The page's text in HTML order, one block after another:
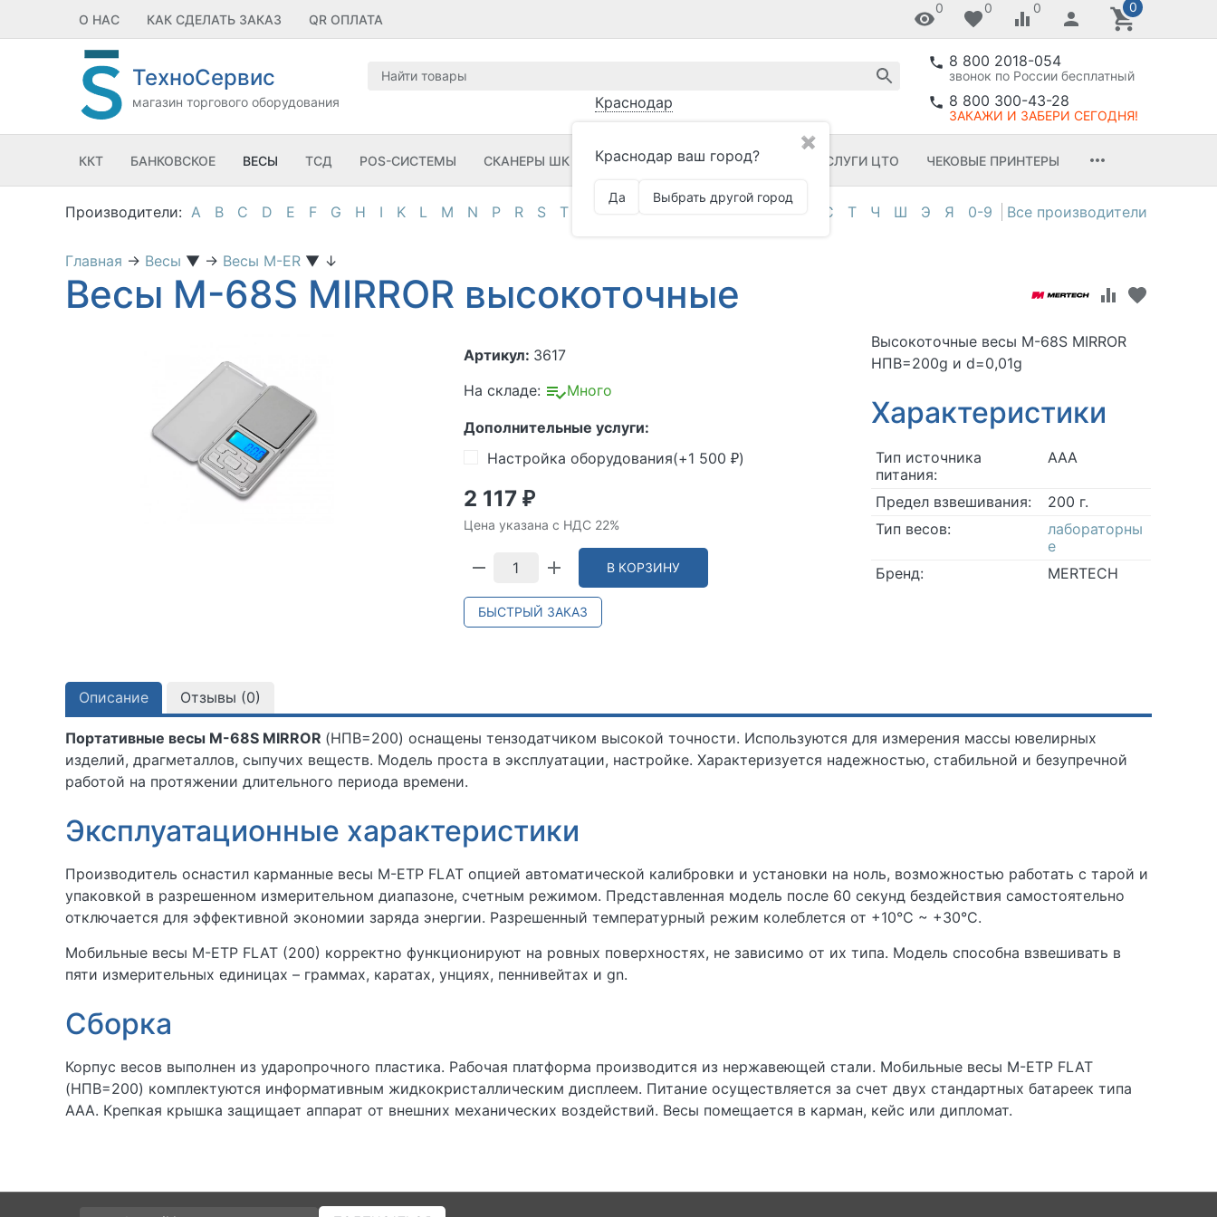
О НАС КАК СДЕЛАТЬ ЗАКАЗ QR ОПЛАТА
0 0 0 0
ТехноСервис
магазин торгового оборудования Краснодар
✖
Краснодар ваш город?
Да Выбрать другой город
8 800 2018-054
звонок по России бесплатный
8 800 300-43-28
ЗАКАЖИ И ЗАБЕРИ СЕГОДНЯ!
ККТ БАНКОВСКОЕ ВЕСЫ ТСД POS-СИСТЕМЫ СКАНЕРЫ ШК ПРИНТЕРЫ ШК ПО УСЛУГИ ЦТО ЧЕКОВЫЕ ПРИНТЕРЫ
A B C D E F G H I K L M N P R S T Z С Т Ч Ш Э Я 0-9
Главная → Весы ▼ → Весы M-ER ▼ ↓
Весы M-68S MIRROR высокоточные
Артикул: 3617
На складе:
Много
Дополнительные услуги:
Настройка оборудования(+1 500 ₽)
2 117 ₽
Цена указана с НДС 22%
В КОРЗИНУ
БЫСТРЫЙ ЗАКАЗ
Высокоточные весы M-68S MIRROR
НПВ=200g и d=0,01g
Характеристики
Тип источника
питания:
ААА
Предел взвешивания:
200 г.
Тип весов:
лабораторны
е
Бренд:
MERTECH
Описание Отзывы (0)
Портативные весы M-68S MIRROR (НПВ=200) оснащены тензодатчиком высокой точности. Используются для измерения массы ювелирных
изделий, драгметаллов, сыпучих веществ. Модель проста в эксплуатации, настройке. Характеризуется надежностью, стабильной и безупречной
работой на протяжении длительного периода времени.
Эксплуатационные характеристики
Производитель оснастил карманные весы M-ETP FLAT опцией автоматической калибровки и установки на ноль, возможностью работать с тарой и
упаковкой в разрешенном измерительном диапазоне, счетным режимом. Представленная модель после 60 секунд бездействия самостоятельно
отключается для эффективной экономии заряда энергии. Разрешенный температурный режим колеблется от +10°С ~ +30°С.
Мобильные весы M-ETP FLAT (200) корректно функционируют на ровных поверхностях, не зависимо от их типа. Модель способна взвешивать в
пяти измерительных единицах – граммах, каратах, унциях, пеннивейтах и gn.
Сборка
Корпус весов выполнен из ударопрочного пластика. Рабочая платформа производится из нержавеющей стали. Мобильные весы M-ETP FLAT
(НПВ=200) комплектуются информативным жидкокристаллическим дисплеем. Питание осуществляется за счет двух стандартных батареек типа
ААА. Крепкая крышка защищает аппарат от внешних механических воздействий. Весы помещается в карман, кейс или дипломат.